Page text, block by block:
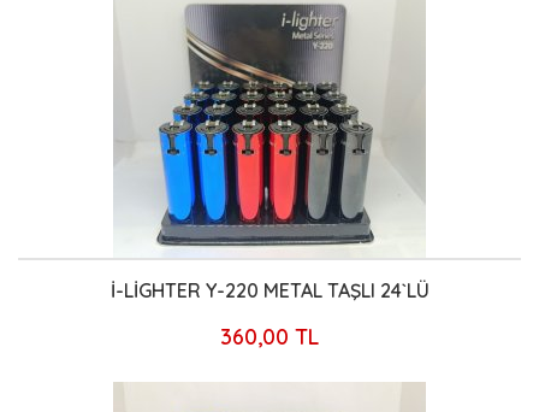
İ-LİGHTER Y-220 METAL TAŞLI 24`LÜ
360,00 TL